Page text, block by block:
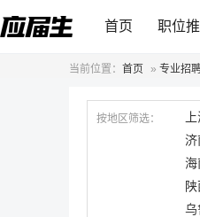
首页 职位
当前位置： 首页 » 专业招
按地区筛选：
海
乌